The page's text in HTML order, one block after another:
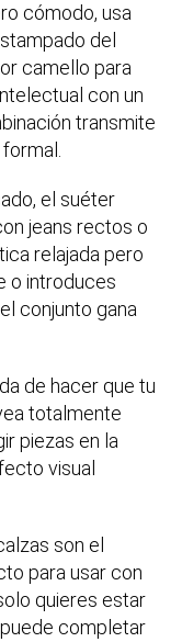
cómodo, usa
del
camello para
con un
transmite
el suéter
jeans rectos o
relajada pero
o introduces
conjunto gana
de hacer que tu
totalmente
piezas en la
visual
son el
para usar con
quieres estar
completar